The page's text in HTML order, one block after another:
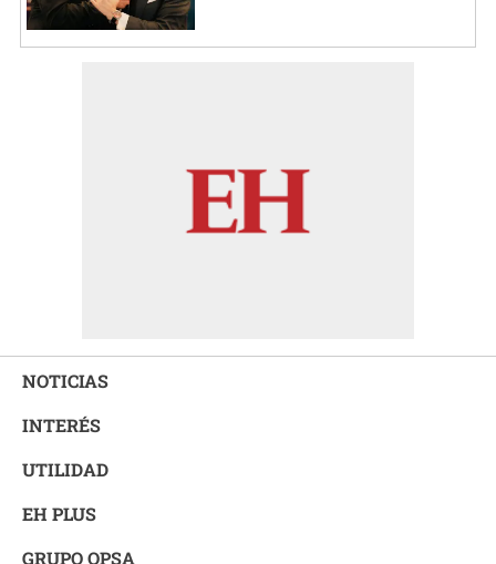
NOTICIAS
INTERÉS
UTILIDAD
EH PLUS
GRUPO OPSA